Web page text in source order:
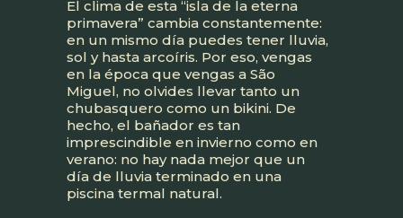
El clima de esta “isla de la eterna
primavera” cambia constantemente:
en un mismo día puedes tener lluvia,
sol y hasta arcoíris. Por eso, vengas
en la época que vengas a São
Miguel, no olvides llevar tanto un
chubasquero como un bikini. De
hecho, el bañador es tan
imprescindible en invierno como en
verano: no hay nada mejor que un
día de lluvia terminado en una
piscina termal natural.